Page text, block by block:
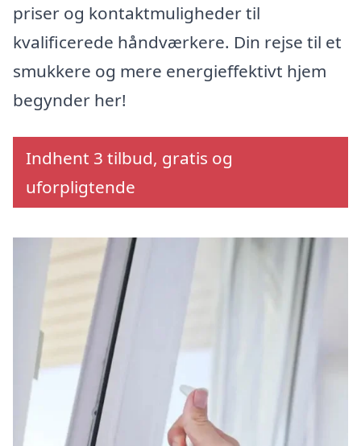
priser og kontaktmuligheder til
kvalificerede håndværkere. Din rejse til et
smukkere og mere energieffektivt hjem
begynder her!
Indhent 3 tilbud, gratis og
uforpligtende